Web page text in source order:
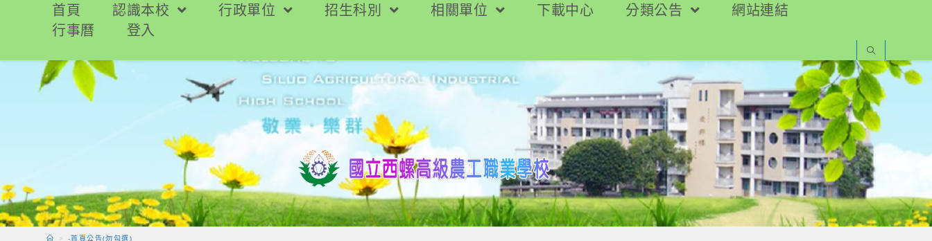
要
首頁 認識本校 行政單位 招生科別 相關單位 下載中心 分類公告
網站連結
行事曆
登入
> -首頁公告(勿勾選)